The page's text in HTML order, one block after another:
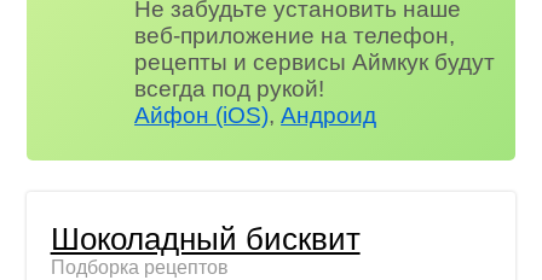
Не забудьте установить наше
веб-приложение на телефон,
рецепты и сервисы Аймкук будут
всегда под рукой!
Айфон (iOS),Андроид
Шоколадный бисквит
Подборка рецептов